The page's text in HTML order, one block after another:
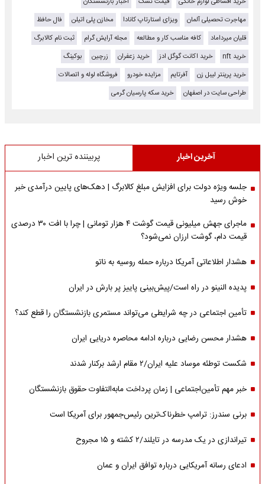
مهاجرت تحصیلی آلمان
ویزای استارتاپ کانادا مخازن پلی اتیلن
فال حافظ
قلیان میرداماد
کافه مناسب کار و مطالعه مجله آرایش گرام
ثبت نام کالابرگ
خرید nft
خرید اکانت گوگل ادز خرید زعفران زرچین
بوکینگ
خرید پرینتر لیبل زن
آفرتایم مزایده خودرو
فروشگاه لوله و اتصالات
طراحی سایت در اصفهان
خرید سکه پارسیان گرمی
آخرین اخبار پربیننده ترین اخبار
جلسه ویژه دولت برای افزایش مبلغ کالابرگ | دهک‌های پایین درآمدی خبر
خوش رسید
ماجرای جهش میلیونی قیمت گوشت ۴ هزار تومانی | چرا با افت ۳۰ درصدی
قیمت دام، گوشت ارزان نمی‌شود؟
هشدار اطلاعاتی آمریکا درباره حمله روسیه به ناتو
پدیده النینو در راه است/پیش‌بینی پاییز پر بارش در ایران
تأمین اجتماعی در چه شرایطی می‌تواند مستمری بازنشستگان را قطع کند؟
هشدار محسن رضایی درباره ادامه محاصره دریایی ایران
شکست توطئه موساد علیه ایران/۲ مقام‌ ارشد برکنار شدند
خبر مهم تأمین‌اجتماعی | زمان پرداخت مابه‌التفاوت حقوق بازنشستگان
برنی سندرز: ترامپ خطرناک‌ترین رئیس‌جمهور برای آمریکا است
تیراندازی در یک مدرسه در تایلند/۲ کشته و ۱۵ مجروح
ادعای رسانه آمریکایی درباره توافق ایران و عمان